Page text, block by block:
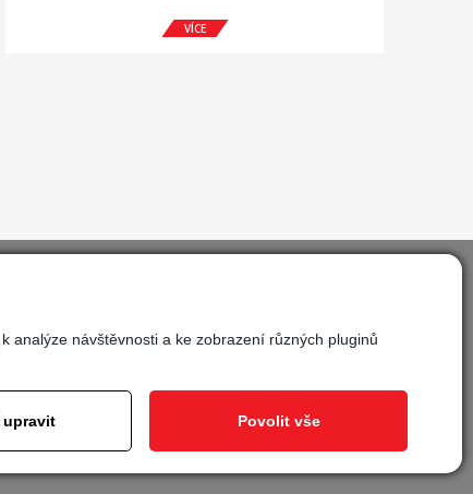
analýze návštěvnosti a ke zobrazení různých pluginů
upravit Povolit vše
VÍCE